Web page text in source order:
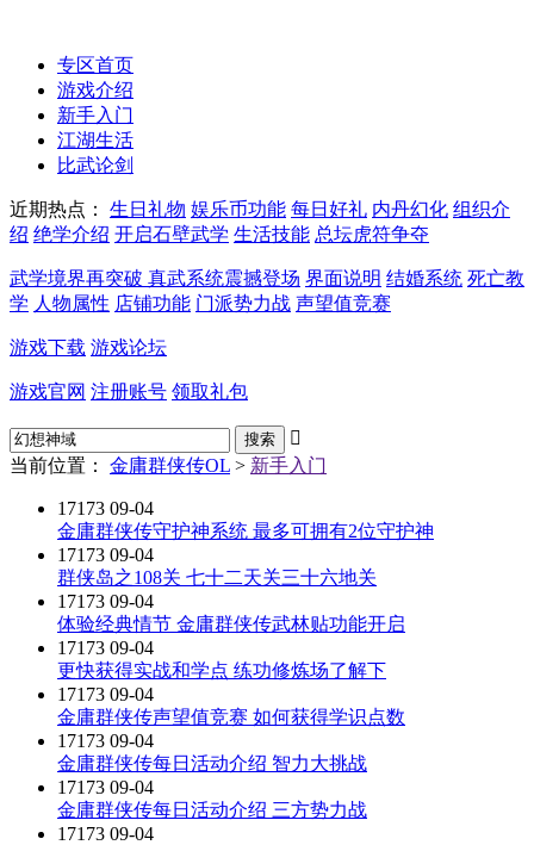
专区首页
游戏介绍
新手入门
江湖生活
比武论剑
近期热点： 生日礼物 娱乐币功能 每日好礼 内丹幻化 组织介
绍 绝学介绍 开启石壁武学 生活技能 总坛虎符争夺
武学境界再突破 真武系统震撼登场 界面说明 结婚系统 死亡教
学 人物属性 店铺功能 门派势力战 声望值竞赛
游戏下载 游戏论坛
游戏官网 注册账号 领取礼包

当前位置：
金庸群侠传OL > 新手入门
17173 09-04
金庸群侠传守护神系统 最多可拥有2位守护神
17173 09-04
群侠岛之108关 七十二天关三十六地关
17173 09-04
体验经典情节 金庸群侠传武林贴功能开启
17173 09-04
更快获得实战和学点 练功修炼场了解下
17173 09-04
金庸群侠传声望值竞赛 如何获得学识点数
17173 09-04
金庸群侠传每日活动介绍 智力大挑战
17173 09-04
金庸群侠传每日活动介绍 三方势力战
17173 09-04